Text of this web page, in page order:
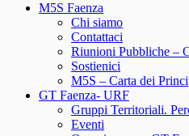
M5S Faenza
Chi siamo
Contattaci
Riunioni Pubbliche –
Sostienici
M5S – Carta dei
GT Faenza- URF
Gruppi Territoriali.
Eventi